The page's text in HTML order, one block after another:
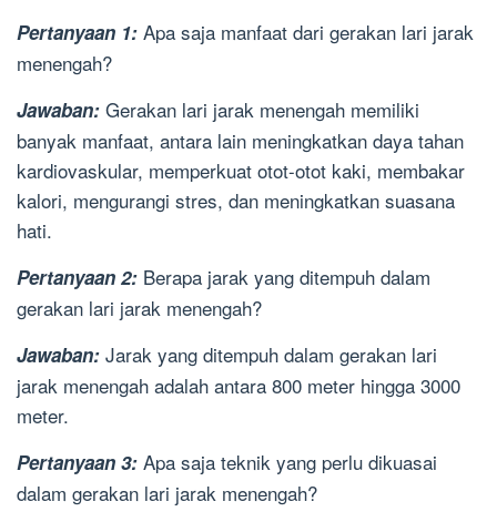
Pertanyaan 1: Apa saja manfaat dari gerakan lari jarak
menengah?
Jawaban: Gerakan lari jarak menengah memiliki
banyak manfaat, antara lain meningkatkan daya tahan
kardiovaskular, memperkuat otot-otot kaki, membakar
kalori, mengurangi stres, dan meningkatkan suasana
hati.
Pertanyaan 2: Berapa jarak yang ditempuh dalam
gerakan lari jarak menengah?
Jawaban: Jarak yang ditempuh dalam gerakan lari
jarak menengah adalah antara 800 meter hingga 3000
meter.
Pertanyaan 3: Apa saja teknik yang perlu dikuasai
dalam gerakan lari jarak menengah?